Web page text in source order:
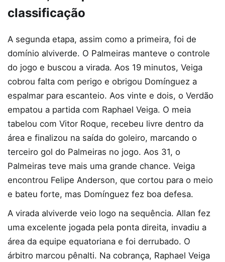
classificação
A segunda etapa, assim como a primeira, foi de
domínio alviverde. O Palmeiras manteve o controle
do jogo e buscou a virada. Aos 19 minutos, Veiga
cobrou falta com perigo e obrigou Domínguez a
espalmar para escanteio. Aos vinte e dois, o Verdão
empatou a partida com Raphael Veiga. O meia
tabelou com Vitor Roque, recebeu livre dentro da
área e finalizou na saída do goleiro, marcando o
terceiro gol do Palmeiras no jogo. Aos 31, o
Palmeiras teve mais uma grande chance. Veiga
encontrou Felipe Anderson, que cortou para o meio
e bateu forte, mas Domínguez fez boa defesa.
A virada alviverde veio logo na sequência. Allan fez
uma excelente jogada pela ponta direita, invadiu a
área da equipe equatoriana e foi derrubado. O
árbitro marcou pênalti. Na cobrança, Raphael Veiga